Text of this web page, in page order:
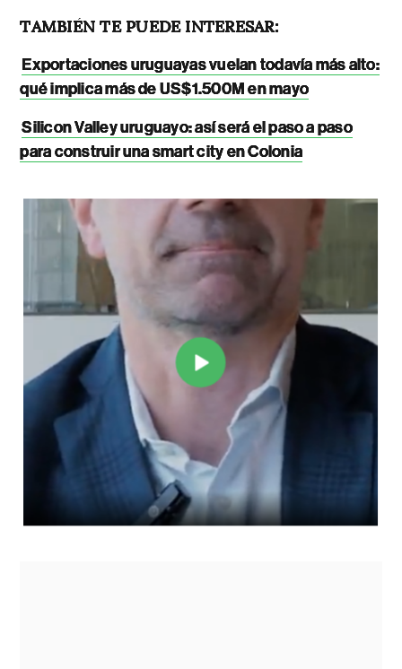
TAMBIÉN TE PUEDE INTERESAR:
Exportaciones uruguayas vuelan todavía más alto:
qué implica más de US$1.500M en mayo
Silicon Valley uruguayo: así será el paso a paso
para construir una smart city en Colonia